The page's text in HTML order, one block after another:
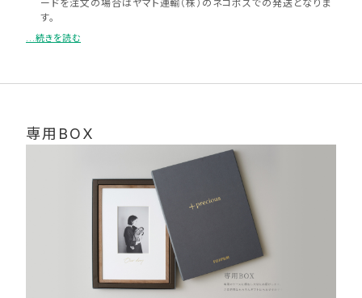
ードを注文の場合はヤマト運輸（株）のネコポスでの発送となりま
す。
「写真雑貨」をご注文いただいた場合、写真店受け取り、コンビニ受
け取りはお選びいただけません。
できません。
メール便で2種類以上の商品を同時注文の場合、もしくは1種類の
商品を複数注文いただいた場合、厚さ規定により宅配便での配送
になる可能性がございます。
メール便について、ポスト投函となりますのでメールボックスが小
さい場合や手渡しでの受け取りをご希望の場合は、宅配便をお選
支払いに代引きを選択される場合、メール便はお選びいただけま
配達時間帯指定は承っておりません。お届け状況の確認は発送完
了後にお知らせするメールに記載の問い合わせ番号（送り状番
号）から、お客さまご自身でご確認ください。メール便（ゆうメール）
...続きを読む
専用BOX